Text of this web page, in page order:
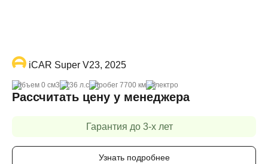
iCAR Super V23, 2025
объем 0 cм3 136 л.с пробег 7700 км электро
Рассчитать цену у менеджера
Гарантия до 3-х лет
Узнать подробнее